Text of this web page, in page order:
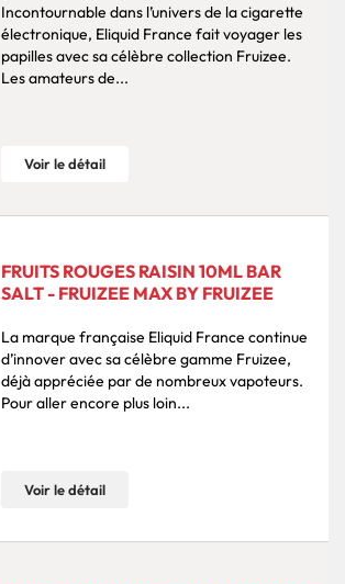
Incontournable dans l’univers de la cigarette
électronique, Eliquid France fait voyager les
papilles avec sa célèbre collection Fruizee.
Les amateurs de...
Voir le détail
FRUITS ROUGES RAISIN 10ML BAR
SALT - FRUIZEE MAX BY FRUIZEE
La marque française Eliquid France continue
d’innover avec sa célèbre gamme Fruizee,
déjà appréciée par de nombreux vapoteurs.
Pour aller encore plus loin...
Voir le détail